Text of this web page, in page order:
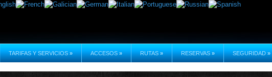
TARIFAS Y SERVICIOS » ACCESOS » RUTAS » RESERVAS » SEGURIDAD »